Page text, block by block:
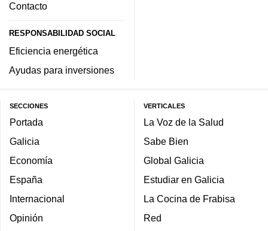
Contacto
RESPONSABILIDAD SOCIAL
Eficiencia energética
Ayudas para inversiones
SECCIONES
Portada
Galicia
Economía
España
Internacional
Opinión
VERTICALES
La Voz de la Salud
Sabe Bien
Global Galicia
Estudiar en Galicia
La Cocina de Frabisa
Red